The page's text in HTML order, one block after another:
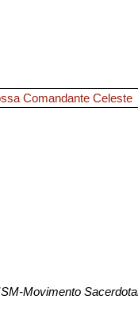
Comandante Celeste
Movimento